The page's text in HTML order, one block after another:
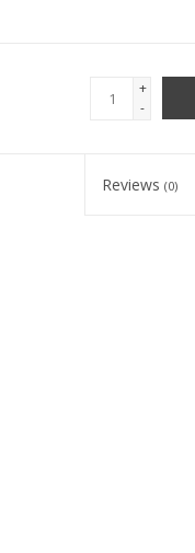
+
-
Reviews(0)